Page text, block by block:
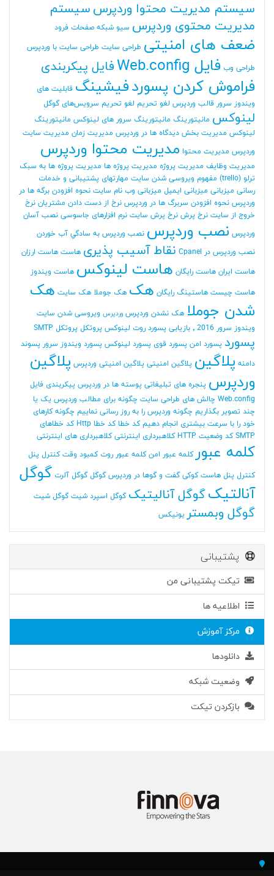
سیستم مدیریت محتوا وردپرس سیستم
مدیریت محتوی وردپرس سیو شبکه صفحات فرود
ضعف های امنیتی طراحی سایت طراحی سایت با وردپرس
طراحی وب فایل Web.config فایل پیکربندی
فراموش کردن پسوردفیشینگ قابلیت های
ویندوز سرور قالب وردپرس لغو تحریم لغو تحریم سرویس‌های گوگل
لینوکس مانیتورینگ مانیتورینگ سرور های لینوکس مانیتورینگ
لینوکس مدیریت بخش دیدگاه ها در وردپرس مدیریت زمان مدیریت سایت
وردپرس مدیریت محتوا مدیریت محتوا وردپرس
مدیریت وظایف مدیریت پروژه مدیریت پروژه ها مدیریت پروژه ها به سبک
ترلو (trello)
مفهوم ویروسی شدن سایت مهارتهای پشتیبانی و خدمات
رسانی میزبانی میزبانی ایمیل میزبانی وب نام سایت نحوه افزودن برگه ها در
وردپرس نحوه افزودن سربرگ ها در وردپرس نرخ از دست دادن مشتریان نرخ
خروج از سایت نرخ پرش نرخ پرش سایت نرم افزارهای جاسوسی نصب آسان
وردپرس نصب وردپرس نصب وردپرس به سادگي آب خوردن
نصب وردپرس در Cpanel
نقاط آسیب پذیری هاست هاست ارزان
هاست ایران هاست رایگان هاست لینوکس هاست ویندوز
هاست چیست هاستینگ رایگان هک هک جوملا هک سایت هک
شدن جوملا هک نشدن وردپرس وردپرس ویروسی شدن سایت
ویندوز سرور 2016
٬ بازیابی پسورد روت لینوکس پروتکل پروتکل SMTP
پسورد پسورد امن پسورد قوی پسورد لینوکس پسورد ویندوز سرور پسوند
دامنه پلاگین پلاگین امنیتی پلاگین امنیتی وردپرس پلاگین
وردپرس پنجره های تبلیغاتی پوسته ها در وردپرس پیکربندی فایل
Web.config چالش های طراحی سایت چگونه برای مطالب وردپرس یک یا
چند تصویر بگذاریم چگونه وردپرس را به روز رسانی نماییم چگونه کارهای
خود را با سرعت بیشتری انجام دهیم کد خطا کد خطا Http
کد خطاهای
SMTP کد وضعیت HTTP کلاهبرداری اینترنتی کلاهبرداری های اینترنتی
کلمه عبور کلمه عبور امن کلمه عبور روت کمبود وقت کنترل پنل
کنترل پنل هاست کوکی گفت و گوها در وردپرس گوگل گوگل آلرت گوگل
آنالتیکگوگل آنالیتیک گوگل اسپرد شیت گوگل شیت
گوگل وبمستر یونیکس
پشتیبانی
تیکت پشتیبانی من
اطلاعیه ها
مرکز آموزش
دانلودها
وضعیت شبکه
بازکردن تیکت